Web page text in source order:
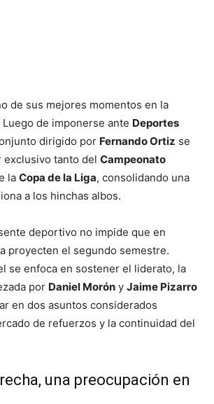
de sus mejores momentos en la
Luego de imponerse ante Deportes
dirigido por Fernando Ortiz se
tanto del Campeonato
la Copa de la Liga, consolidando una
a los hinchas albos.
deportivo no impide que en
proyecten el segundo semestre.
se enfoca en sostener el liderato, la
por Daniel Morón y Jaime Pizarro
en dos asuntos considerados
de refuerzos y la continuidad del
una preocupación en